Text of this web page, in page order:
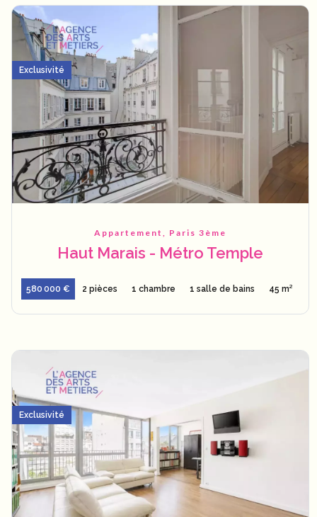
Appartement, Paris 3ème
Haut Marais - Métro Temple
580 000 € 2 pièces 1 chambre 1 salle de bains 45 m²
Exclusivité
Exclusivité